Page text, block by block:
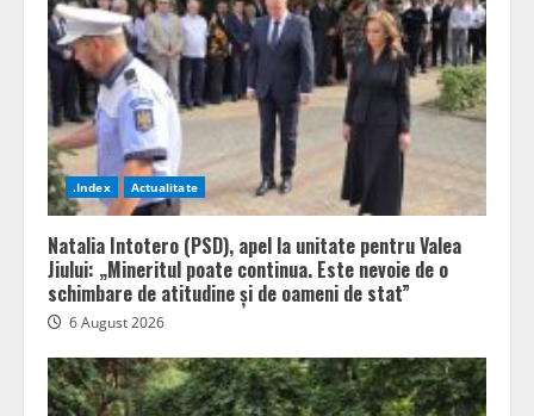
.Index Actualitate
Natalia Intotero (PSD), apel la unitate pentru Valea
Jiului: „Mineritul poate continua. Este nevoie de o
schimbare de atitudine și de oameni de stat”
6 August 2026